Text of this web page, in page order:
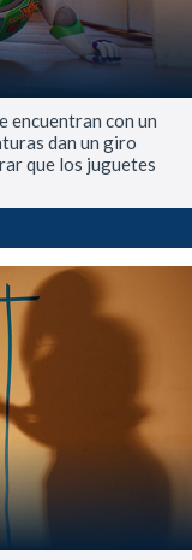
encuentran con un
dan un giro
que los juguetes